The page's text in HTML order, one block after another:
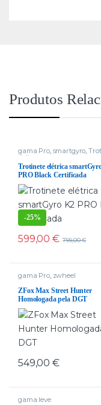
Produtos
gama Pro, smartgyro,
delivery
Trotinete elétrica
PRO Black Certificada
-25%
599,00€ 799,00€
gama Pro, zwheel
ZFox Max Street Hunter
Homologada pela DGT
549,00€
gama leve